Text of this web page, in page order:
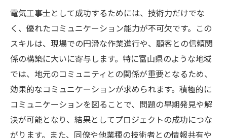
電気工事士として成功するためには、技術力だけでな
く、優れたコミュニケーション能力が不可欠です。この
スキルは、現場での円滑な作業進行や、顧客との信頼関
係の構築に大いに寄与します。特に富山県のような地域
では、地元のコミュニティとの関係が重要となるため、
効果的なコミュニケーションが求められます。積極的に
コミュニケーションを図ることで、問題の早期発見や解
決が可能となり、結果としてプロジェクトの成功につな
がります。また、同僚や他業種の技術者との情報共有や